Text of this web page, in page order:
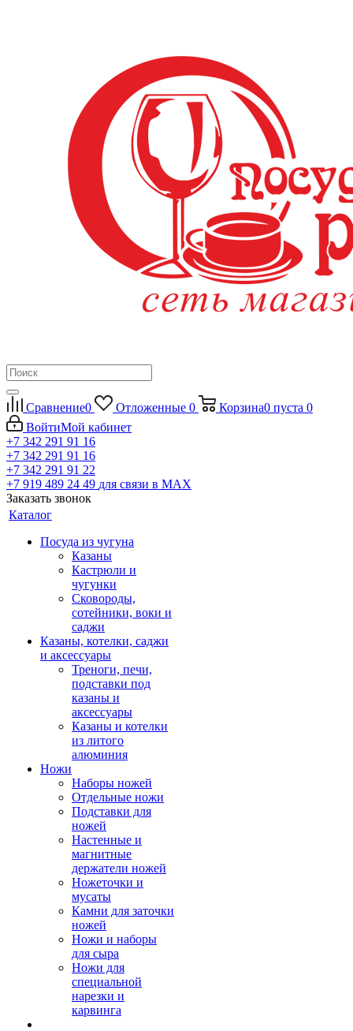
Сравнение0 Отложенные 0 Корзина0 пуста 0
ВойтиМой кабинет
+7 342 291 91 16
+7 342 291 91 16
+7 342 291 91 22
+7 919 489 24 49 для связи в МАХ
Заказать звонок
Каталог
Посуда из чугуна
Казаны
Кастрюли и
чугунки
Сковороды,
сотейники, воки и
саджи
Казаны, котелки, саджи
и аксессуары
Треноги, печи,
подставки под
казаны и
аксессуары
Казаны и котелки
из литого
алюминия
Ножи
Наборы ножей
Отдельные ножи
Подставки для
ножей
Настенные и
магнитные
держатели ножей
Ножеточки и
мусаты
Камни для заточки
ножей
Ножи и наборы
для сыра
Ножи для
специальной
нарезки и
карвинга